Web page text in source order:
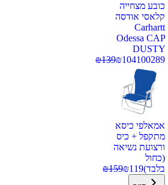
כובע מצחייה
קלאסי אודסה
Carhartt
Odessa CAP
DUSTY
100289
₪104
₪139
אמאלפי כיסא
מתקפל + כיס
ורצועת נשיאה
(כחול
בלבד)
₪119
₪159